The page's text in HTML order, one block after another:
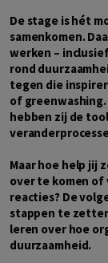
De stage is hét
samenkomen.
werken –
rond
tegen die
of
hebben zij de
Maar hoe help jij
over te komen
reacties? De
stappen te
leren over hoe
duurzaamheid.